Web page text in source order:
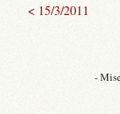
< 15/3/2011
-